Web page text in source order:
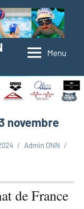
Menu
novembre
Admin ONN
de France